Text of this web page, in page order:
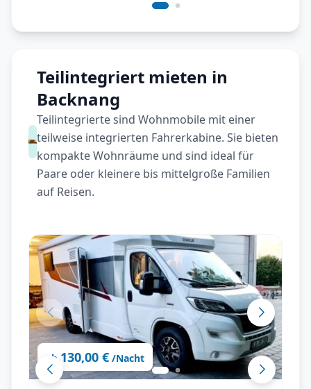
Teilintegriert mieten in
Backnang
Teilintegrierte sind Wohnmobile mit einer
teilweise integrierten Fahrerkabine. Sie bieten
kompakte Wohnräume und sind ideal für
Paare oder kleinere bis mittelgroße Familien
auf Reisen.
ab 130,00 € /Nacht